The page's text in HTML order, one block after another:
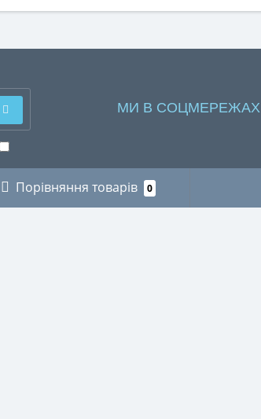
МИ В СОЦМЕРЕЖАХ
Порівняння товарів 0